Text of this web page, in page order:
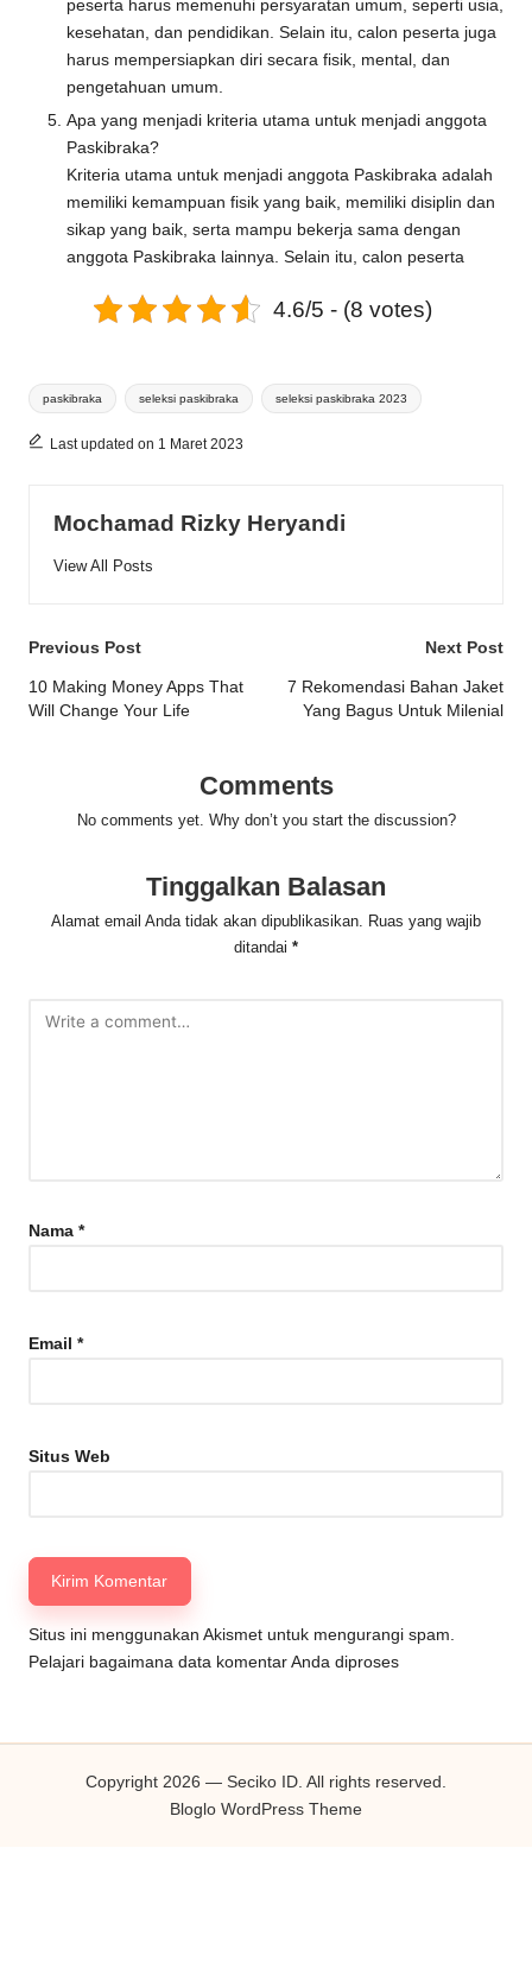
peserta harus memenuhi persyaratan umum, seperti usia,
kesehatan, dan pendidikan. Selain itu, calon peserta juga
harus mempersiapkan diri secara fisik, mental, dan
pengetahuan umum.
Apa yang menjadi kriteria utama untuk menjadi anggota
Paskibraka?
Kriteria utama untuk menjadi anggota Paskibraka adalah
memiliki kemampuan fisik yang baik, memiliki disiplin dan
sikap yang baik, serta mampu bekerja sama dengan
anggota Paskibraka lainnya. Selain itu, calon peserta
4.6/5 - (8 votes)
Tags:
paskibraka seleksi paskibraka seleksi paskibraka 2023
Last updated on 1 Maret 2023
Mochamad Rizky Heryandi
View All Posts
Post
navigation
Previous Post
10 Making Money Apps That
Will Change Your Life
Next Post
7 Rekomendasi Bahan Jaket
Yang Bagus Untuk Milenial
Comments
No comments yet. Why don’t you start the discussion?
Tinggalkan Balasan
Alamat email Anda tidak akan dipublikasikan.
Ruas yang wajib
ditandai *
Nama *
Email *
Situs Web
Situs ini menggunakan Akismet untuk mengurangi spam.
Pelajari bagaimana data komentar Anda diproses
Copyright 2026 — Seciko ID. All rights reserved.
Bloglo WordPress Theme